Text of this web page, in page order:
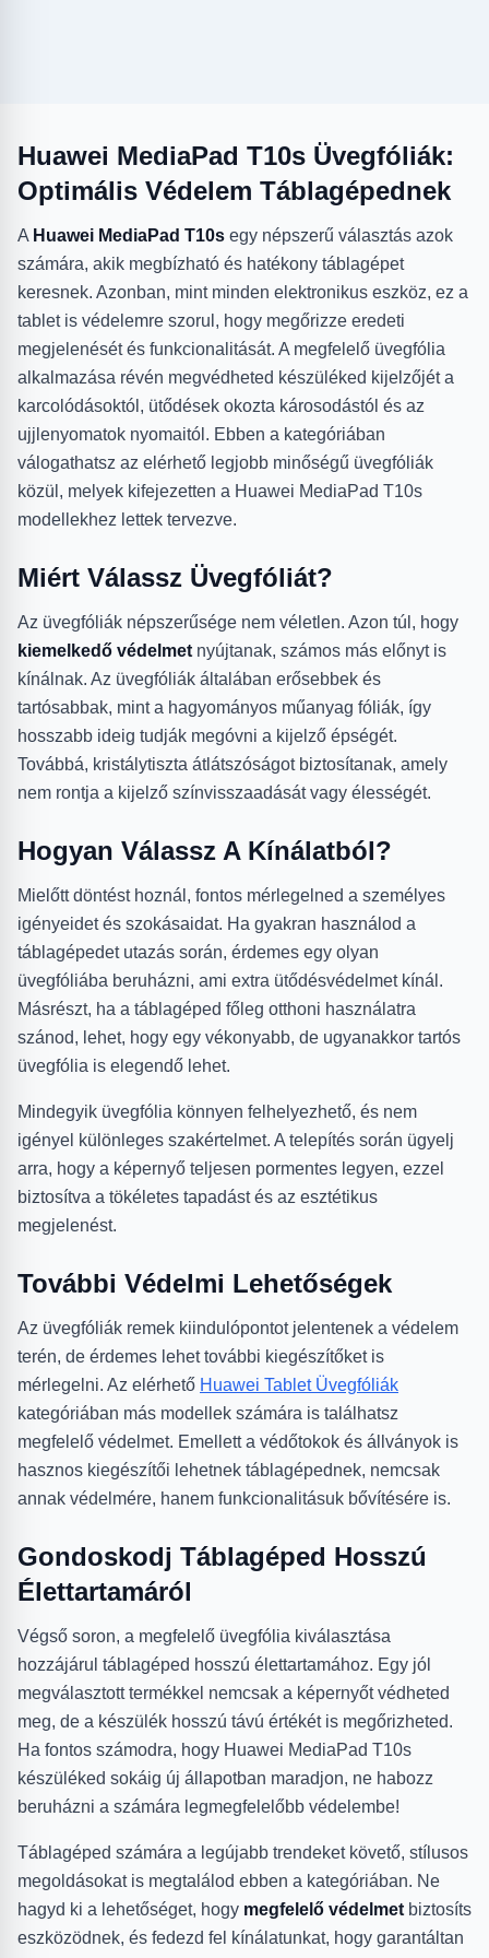
Huawei MediaPad T10s Üvegfóliák:
Optimális Védelem Táblagépednek
A Huawei MediaPad T10s egy népszerű választás azok
számára, akik megbízható és hatékony táblagépet
keresnek. Azonban, mint minden elektronikus eszköz, ez a
tablet is védelemre szorul, hogy megőrizze eredeti
megjelenését és funkcionalitását. A megfelelő üvegfólia
alkalmazása révén megvédheted készüléked kijelzőjét a
karcolódásoktól, ütődések okozta károsodástól és az
ujjlenyomatok nyomaitól. Ebben a kategóriában
válogathatsz az elérhető legjobb minőségű üvegfóliák
közül, melyek kifejezetten a Huawei MediaPad T10s
modellekhez lettek tervezve.
Miért Válassz Üvegfóliát?
Az üvegfóliák népszerűsége nem véletlen. Azon túl, hogy
kiemelkedő védelmet nyújtanak, számos más előnyt is
kínálnak. Az üvegfóliák általában erősebbek és
tartósabbak, mint a hagyományos műanyag fóliák, így
hosszabb ideig tudják megóvni a kijelző épségét.
Továbbá, kristálytiszta átlátszóságot biztosítanak, amely
nem rontja a kijelző színvisszaadását vagy élességét.
Hogyan Válassz A Kínálatból?
Mielőtt döntést hoznál, fontos mérlegelned a személyes
igényeidet és szokásaidat. Ha gyakran használod a
táblagépedet utazás során, érdemes egy olyan
üvegfóliába beruházni, ami extra ütődésvédelmet kínál.
Másrészt, ha a táblagéped főleg otthoni használatra
szánod, lehet, hogy egy vékonyabb, de ugyanakkor tartós
üvegfólia is elegendő lehet.
Mindegyik üvegfólia könnyen felhelyezhető, és nem
igényel különleges szakértelmet. A telepítés során ügyelj
arra, hogy a képernyő teljesen pormentes legyen, ezzel
biztosítva a tökéletes tapadást és az esztétikus
megjelenést.
További Védelmi Lehetőségek
Az üvegfóliák remek kiindulópontot jelentenek a védelem
terén, de érdemes lehet további kiegészítőket is
mérlegelni. Az elérhető Huawei Tablet Üvegfóliák
kategóriában más modellek számára is találhatsz
megfelelő védelmet. Emellett a védőtokok és állványok is
hasznos kiegészítői lehetnek táblagépednek, nemcsak
annak védelmére, hanem funkcionalitásuk bővítésére is.
Gondoskodj Táblagéped Hosszú
Élettartamáról
Végső soron, a megfelelő üvegfólia kiválasztása
hozzájárul táblagéped hosszú élettartamához. Egy jól
megválasztott termékkel nemcsak a képernyőt védheted
meg, de a készülék hosszú távú értékét is megőrizheted.
Ha fontos számodra, hogy Huawei MediaPad T10s
készüléked sokáig új állapotban maradjon, ne habozz
beruházni a számára legmegfelelőbb védelembe!
Táblagéped számára a legújabb trendeket követő, stílusos
megoldásokat is megtalálod ebben a kategóriában. Ne
hagyd ki a lehetőséget, hogy megfelelő védelmet biztosíts
eszközödnek, és fedezd fel kínálatunkat, hogy garantáltan